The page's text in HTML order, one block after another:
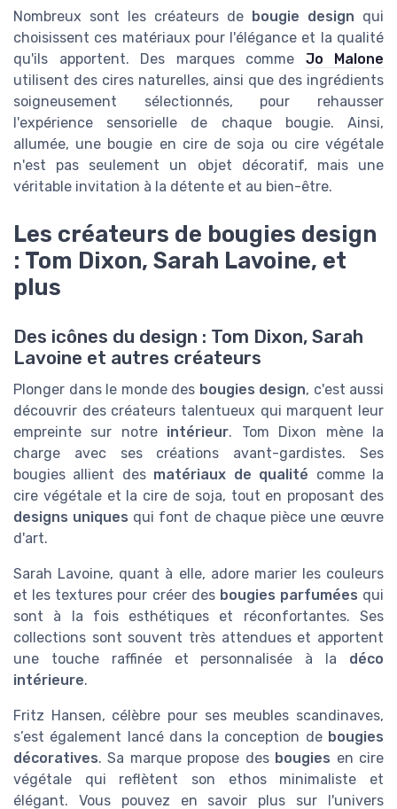
Nombreux sont les créateurs de bougie design qui
choisissent ces matériaux pour l'élégance et la qualité
qu'ils apportent. Des marques comme Jo Malone
utilisent des cires naturelles, ainsi que des ingrédients
soigneusement sélectionnés, pour rehausser
l'expérience sensorielle de chaque bougie. Ainsi,
allumée, une bougie en cire de soja ou cire végétale
n'est pas seulement un objet décoratif, mais une
véritable invitation à la détente et au bien-être.
Les créateurs de bougies design
: Tom Dixon, Sarah Lavoine, et
plus
Des icônes du design : Tom Dixon, Sarah
Lavoine et autres créateurs
Plonger dans le monde des bougies design, c'est aussi
découvrir des créateurs talentueux qui marquent leur
empreinte sur notre intérieur. Tom Dixon mène la
charge avec ses créations avant-gardistes. Ses
bougies allient des matériaux de qualité comme la
cire végétale et la cire de soja, tout en proposant des
designs uniques qui font de chaque pièce une œuvre
d'art.
Sarah Lavoine, quant à elle, adore marier les couleurs
et les textures pour créer des bougies parfumées qui
sont à la fois esthétiques et réconfortantes. Ses
collections sont souvent très attendues et apportent
une touche raffinée et personnalisée à la déco
intérieure.
Fritz Hansen, célèbre pour ses meubles scandinaves,
s’est également lancé dans la conception de bougies
décoratives. Sa marque propose des bougies en cire
végétale qui reflètent son ethos minimaliste et
élégant. Vous pouvez en savoir plus sur l'univers